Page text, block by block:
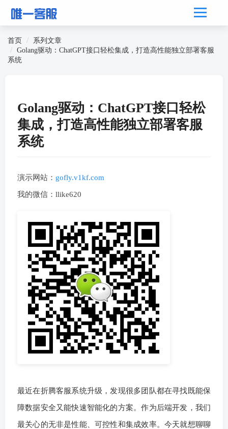
首页
系列文章
Golang驱动：ChatGPT接口轻松集成，打造高性能独立部署客服
系统
Golang驱动：ChatGPT接口轻松
集成，打造高性能独立部署客服
系统
演示网站： gofly.v1kf.com
我的微信：llike620
最近在折腾客服系统升级，发现很多团队都在寻找既能保
障数据安全又能快速智能化的方案。作为后端开发，我们
最关心的无非是性能、可控性和集成效率。今天就想聊聊